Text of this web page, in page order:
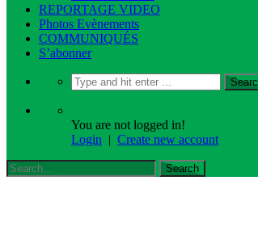
REPORTAGE VIDEO
Photos Evènements
COMMUNIQUÉS
S’abonner
You are not logged in!
Login | Create new account